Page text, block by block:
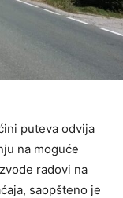
puteva odvija
na moguće
radovi na
saopšteno je